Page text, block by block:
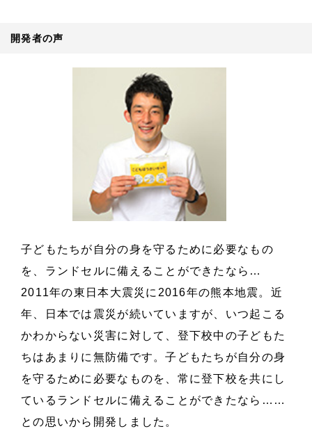
開発者の声
子どもたちが自分の身を守るために必要なもの
を、ランドセルに備えることができたなら…
2011年の東日本大震災に2016年の熊本地震。近
年、日本では震災が続いていますが、いつ起こる
かわからない災害に対して、登下校中の子どもた
ちはあまりに無防備です。子どもたちが自分の身
を守るために必要なものを、常に登下校を共にし
ているランドセルに備えることができたなら……
との思いから開発しました。